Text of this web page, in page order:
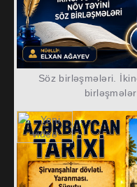
Söz birləşmələri.